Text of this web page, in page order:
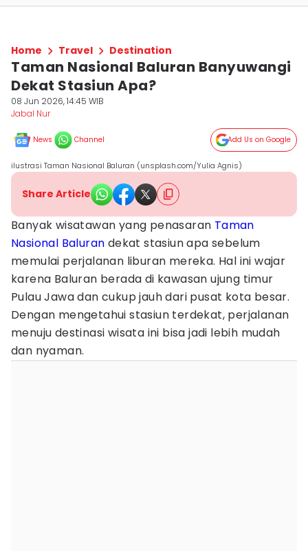
Home Travel Destination
Taman Nasional Baluran Banyuwangi
Dekat Stasiun Apa?
08 Jun 2026, 14:45 WIB
Jabal Nur
News Channel Add Us on Google
ilustrasi Taman Nasional Baluran (unsplash.com/Yulia Agnis)
Share Article
Banyak wisatawan yang penasaran Taman
Nasional Baluran dekat stasiun apa sebelum
memulai perjalanan liburan mereka. Hal ini wajar
karena Baluran berada di kawasan ujung timur
Pulau Jawa dan cukup jauh dari pusat kota besar.
Dengan mengetahui stasiun terdekat, perjalanan
menuju destinasi wisata ini bisa jadi lebih mudah
dan nyaman.